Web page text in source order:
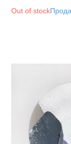
Out of stock